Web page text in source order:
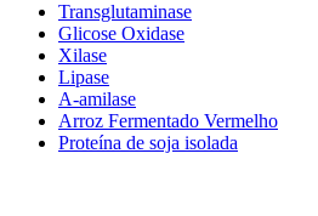
Transglutaminase
Glicose Oxidase
Xilase
Lipase
A-amilase
Arroz Fermentado Vermelho
Proteína de soja isolada